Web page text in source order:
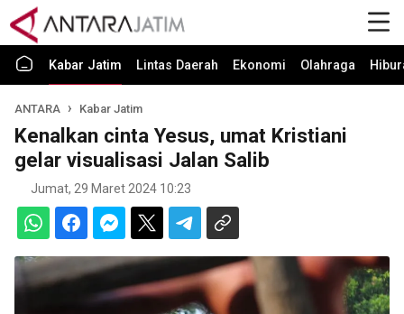
Kabar Jatim Lintas Daerah Ekonomi Olahraga
ANTARA Kabar Jatim
Kenalkan cinta Yesus, umat Kristiani
gelar visualisasi Jalan Salib
Jumat, 29 Maret 2024 10:23